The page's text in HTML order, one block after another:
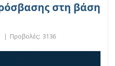
στη βάση
| Προβολές: 3136